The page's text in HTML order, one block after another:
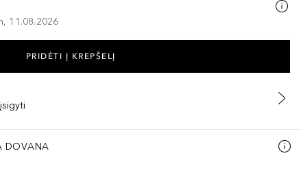
11.08.2026
PRIDĖTI Į KREPŠELĮ
DOVANA